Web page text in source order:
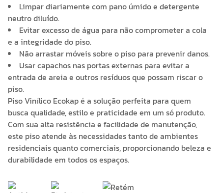
Limpar diariamente com pano úmido e detergente
neutro diluído.
Evitar excesso de água para não comprometer a cola
e a integridade do piso.
Não arrastar móveis sobre o piso para prevenir danos.
Usar capachos nas portas externas para evitar a
entrada de areia e outros resíduos que possam riscar o
piso.
Piso Vinílico Ecokap é a solução perfeita para quem
busca qualidade, estilo e praticidade em um só produto.
Com sua alta resistência e facilidade de manutenção,
este piso atende às necessidades tanto de ambientes
residenciais quanto comerciais, proporcionando beleza e
durabilidade em todos os espaços.